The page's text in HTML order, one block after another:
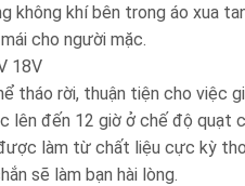
không khí bên trong áo xua
cho người mặc.
18V
tháo rời, thuận tiện cho việc
lên đến 12 giờ ở chế độ quạt
làm từ chất liệu cực kỳ
sẽ làm bạn hài lòng.